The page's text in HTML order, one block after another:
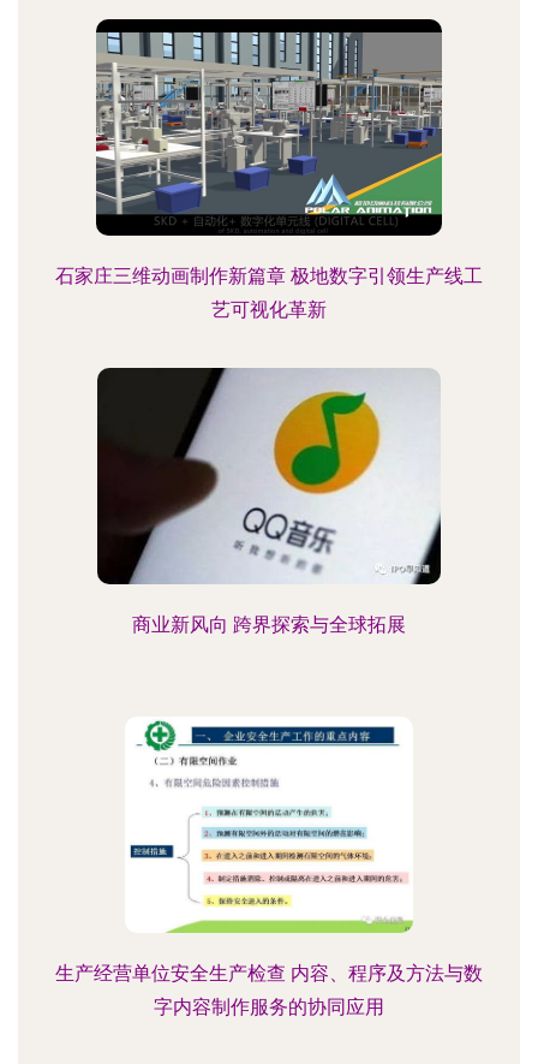
石家庄三维动画制作新篇章 极地数字引领生产线工
艺可视化革新
商业新风向 跨界探索与全球拓展
生产经营单位安全生产检查 内容、程序及方法与数
字内容制作服务的协同应用